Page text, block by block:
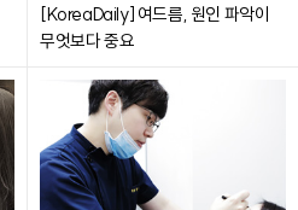
[KoreaDaily] 여드름, 원인 파악이
무엇보다 중요